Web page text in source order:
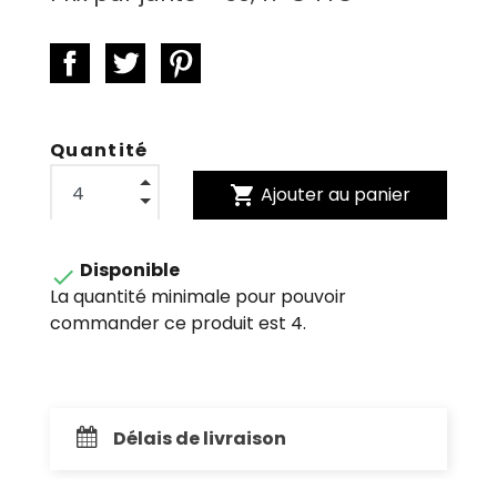
Quantité
shopping_cart Ajouter au panier
 Disponible
La quantité minimale pour pouvoir
commander ce produit est 4.
Délais de livraison